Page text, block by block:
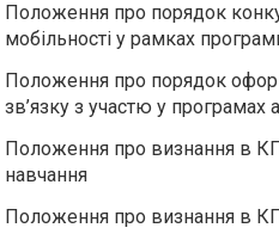
Положення про порядок
мобільності у рамках
Положення про порядок
зв’язку з участю у
Положення про визнання в
навчання
Положення про визнання в